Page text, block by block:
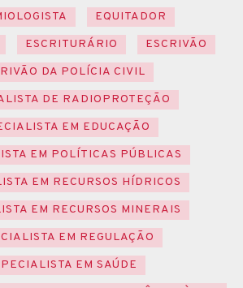
EQUITADOR
ESCRITURÁRIO
ESCRIVÃO
DA POLÍCIA CIVIL
DE RADIOPROTEÇÃO
EM EDUCAÇÃO
EM POLÍTICAS PÚBLICAS
EM RECURSOS HÍDRICOS
EM RECURSOS MINERAIS
EM REGULAÇÃO
EM SAÚDE